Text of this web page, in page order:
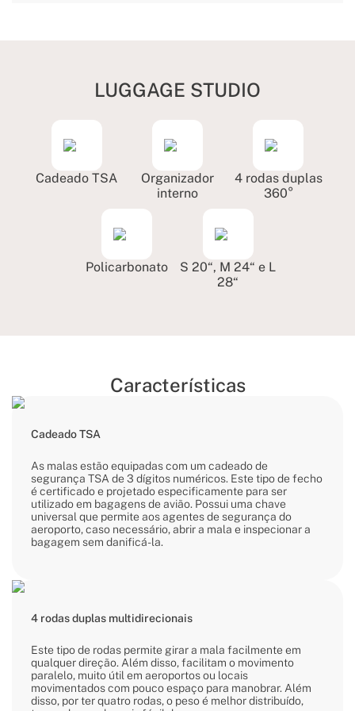
LUGGAGE STUDIO
Cadeado TSA
Organizador
interno
4 rodas duplas
360°
Policarbonato
S 20“, M 24“ e L
28“
Características
Cadeado TSA
As malas estão equipadas com um cadeado de
segurança TSA de 3 dígitos numéricos. Este tipo de fecho
é certificado e projetado especificamente para ser
utilizado em bagagens de avião. Possui uma chave
universal que permite aos agentes de segurança do
aeroporto, caso necessário, abrir a mala e inspecionar a
bagagem sem danificá-la.
4 rodas duplas multidirecionais
Este tipo de rodas permite girar a mala facilmente em
qualquer direção. Além disso, facilitam o movimento
paralelo, muito útil em aeroportos ou locais
movimentados com pouco espaço para manobrar. Além
disso, por ter quatro rodas, o peso é melhor distribuído,